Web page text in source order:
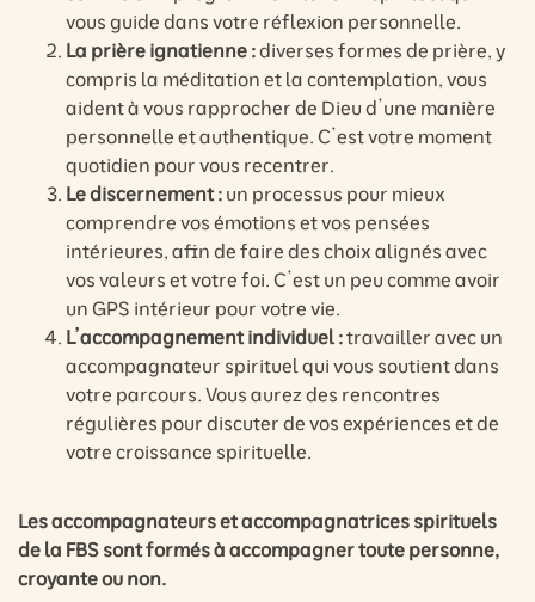
vous guide dans votre réflexion personnelle.
La prière ignatienne :diverses formes de prière, y
compris la méditation et la contemplation, vous
aident à vous rapprocher de Dieu d’une manière
personnelle et authentique. C’est votre moment
quotidien pour vous recentrer.
Le discernement : un processus pour mieux
comprendre vos émotions et vos pensées
intérieures, afin de faire des choix alignés avec
vos valeurs et votre foi. C’est un peu comme avoir
un GPS intérieur pour votre vie.
L’accompagnement individuel :travailler avec un
accompagnateur spirituel qui vous soutient dans
votre parcours. Vous aurez des rencontres
régulières pour discuter de vos expériences et de
votre croissance spirituelle.
Les accompagnateurs et accompagnatrices spirituels
de la FBS sont formés à accompagner toute personne,
croyante ou non.